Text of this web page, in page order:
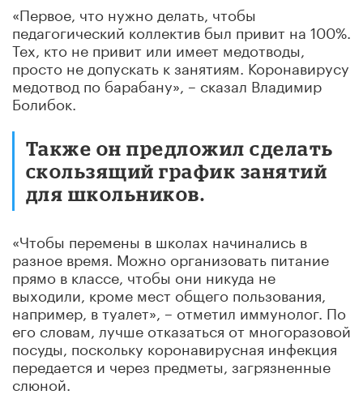
«Первое, что нужно делать, чтобы
педагогический коллектив был привит на 100%.
Тех, кто не привит или имеет медотводы,
просто не допускать к занятиям. Коронавирусу
медотвод по барабану», – сказал Владимир
Болибок.
Также он предложил сделать
скользящий график занятий
для школьников.
«Чтобы перемены в школах начинались в
разное время. Можно организовать питание
прямо в классе, чтобы они никуда не
выходили, кроме мест общего пользования,
например, в туалет», – отметил иммунолог. По
его словам, лучше отказаться от многоразовой
посуды, поскольку коронавирусная инфекция
передается и через предметы, загрязненные
слюной.